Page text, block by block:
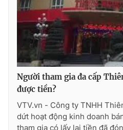
Người tham gia đa cấp
được tiền?
VTV.vn - Công ty TNHH
dứt hoạt động kinh doanh
tham gia có lấy lại tiền đã